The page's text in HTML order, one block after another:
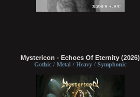
Mystericon - Echoes Of Eternity (2026)
Gothic / Metal / Heavy / Symphonic